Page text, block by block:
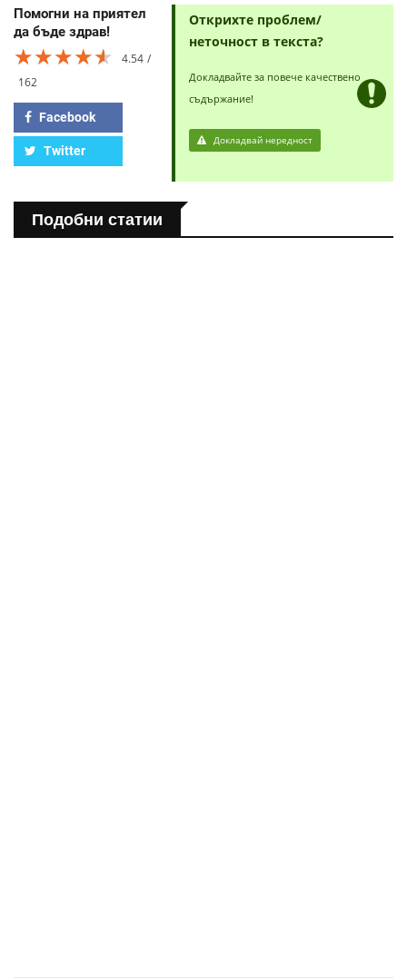
Помогни на приятел
да бъде здрав!
★★★★★
★★★★★
★★★★★
4.54
162
Facebook
Twitter
Открихте проблем/
неточност в текста?
Докладвайте за повече качествено
съдържание!
Докладвай нередност
Подобни статии